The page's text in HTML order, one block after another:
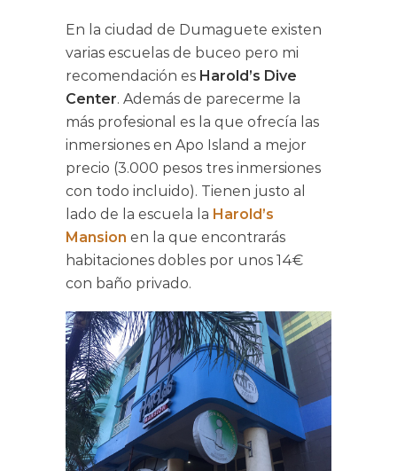
En la ciudad de Dumaguete existen
varias escuelas de buceo pero mi
recomendación es Harold’s Dive
Center. Además de parecerme la
más profesional es la que ofrecía las
inmersiones en Apo Island a mejor
precio (3.000 pesos tres inmersiones
con todo incluido). Tienen justo al
lado de la escuela la Harold’s
Mansion en la que encontrarás
habitaciones dobles por unos 14€
con baño privado.